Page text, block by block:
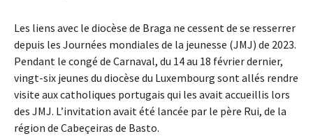
Les liens avec le diocèse de Braga ne cessent de se resserrer
depuis les Journées mondiales de la jeunesse (JMJ) de 2023.
Pendant le congé de Carnaval, du 14 au 18 février dernier,
vingt-six jeunes du diocèse du Luxembourg sont allés rendre
visite aux catholiques portugais qui les avait accueillis lors
des JMJ. L’invitation avait été lancée par le père Rui, de la
région de Cabeçeiras de Basto.